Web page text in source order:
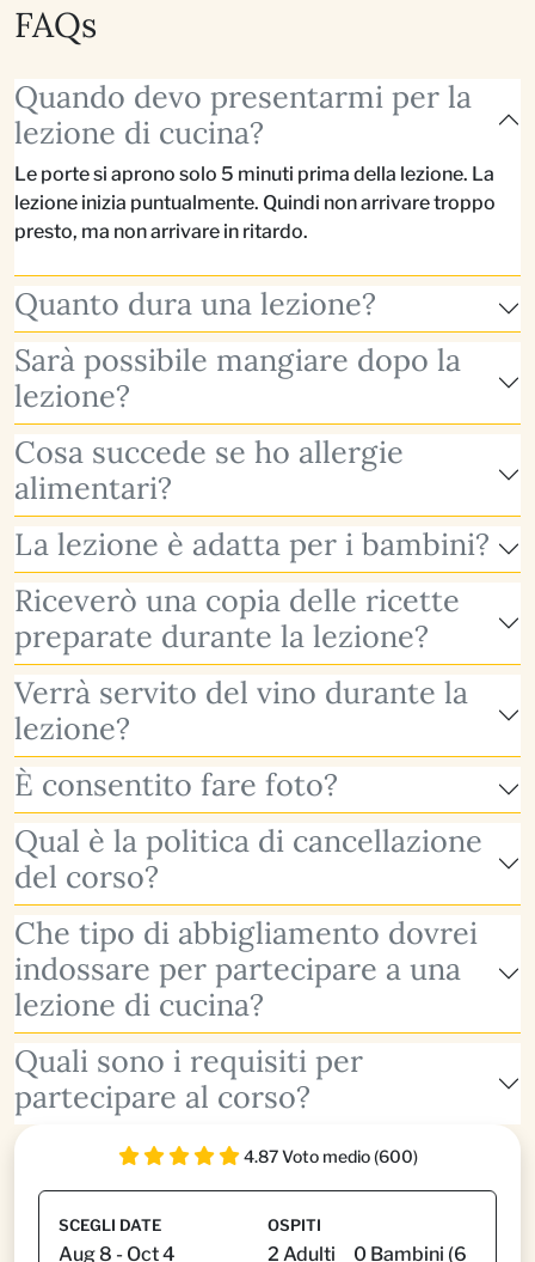
FAQs
Quando devo presentarmi per la
lezione di cucina?
Le porte si aprono solo 5 minuti prima della lezione. La
lezione inizia puntualmente. Quindi non arrivare troppo
presto, ma non arrivare in ritardo.
Quanto dura una lezione?
Sarà possibile mangiare dopo la
lezione?
Cosa succede se ho allergie
alimentari?
La lezione è adatta per i bambini?
Riceverò una copia delle ricette
preparate durante la lezione?
Verrà servito del vino durante la
lezione?
È consentito fare foto?
Qual è la politica di cancellazione
del corso?
Che tipo di abbigliamento dovrei
indossare per partecipare a una
lezione di cucina?
Quali sono i requisiti per
partecipare al corso?
4.87 Voto medio (600)
SCEGLI DATE OSPITI